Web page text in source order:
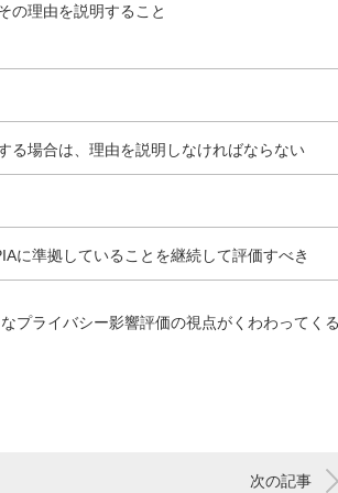
の理由を説明すること
る場合は、理由を説明しなければならない
に準拠していることを継続して評価すべき
プライバシー影響評価の視点がくわわってく
次の記事